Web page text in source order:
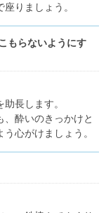
りましょう。
もらないようにす
長します。
、酔いのきっかけと
心がけましょう。